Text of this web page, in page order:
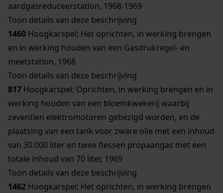
aardgasreduceerstation, 1968-1969
Toon details van deze beschrijving
1460 Hoogkarspel; Het oprichten, in werking brengen
en in werking houden van een Gasdrukregel- en
meetstation, 1968
Toon details van deze beschrijving
817 Hoogkarspel; Oprichten, in werking brengen en in
werking houden van een bloemkwekerij waarbij
zeventien elektromotoren gebezigd worden, en de
plaatsing van een tank voor zware olie met een inhoud
van 30.000 liter en twee flessen propaangas met een
totale inhoud van 70 liter, 1969
Toon details van deze beschrijving
1462 Hoogkarspel; Het oprichten, in werking brengen